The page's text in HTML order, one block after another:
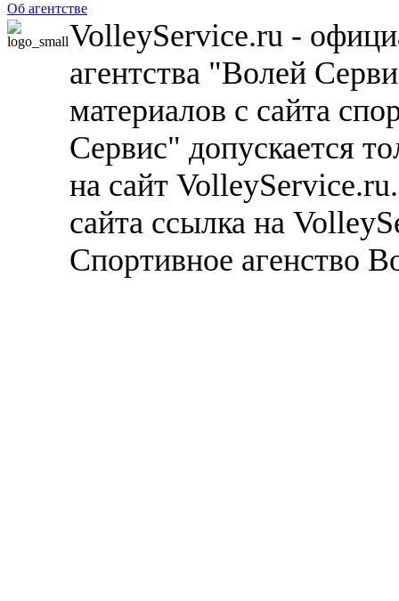
Об агентстве
VolleyService.ru -
агентства "Волей
материалов с сайта
Сервис" допускается
на сайт
сайта ссылка на
Спортивное агенство